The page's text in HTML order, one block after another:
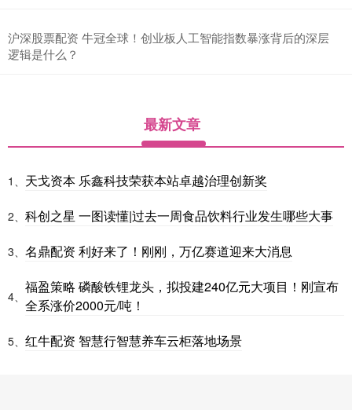
沪深股票配资 牛冠全球！创业板人工智能指数暴涨背后的深层
逻辑是什么？
最新文章
1、 天戈资本 乐鑫科技荣获本站卓越治理创新奖
2、 科创之星 一图读懂|过去一周食品饮料行业发生哪些大事
3、 名鼎配资 利好来了！刚刚，万亿赛道迎来大消息
4、
福盈策略 磷酸铁锂龙头，拟投建240亿元大项目！刚宣布
全系涨价2000元/吨！
5、 红牛配资 智慧行智慧养车云柜落地场景